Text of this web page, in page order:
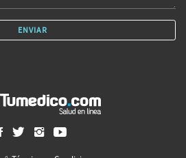
ENVIAR